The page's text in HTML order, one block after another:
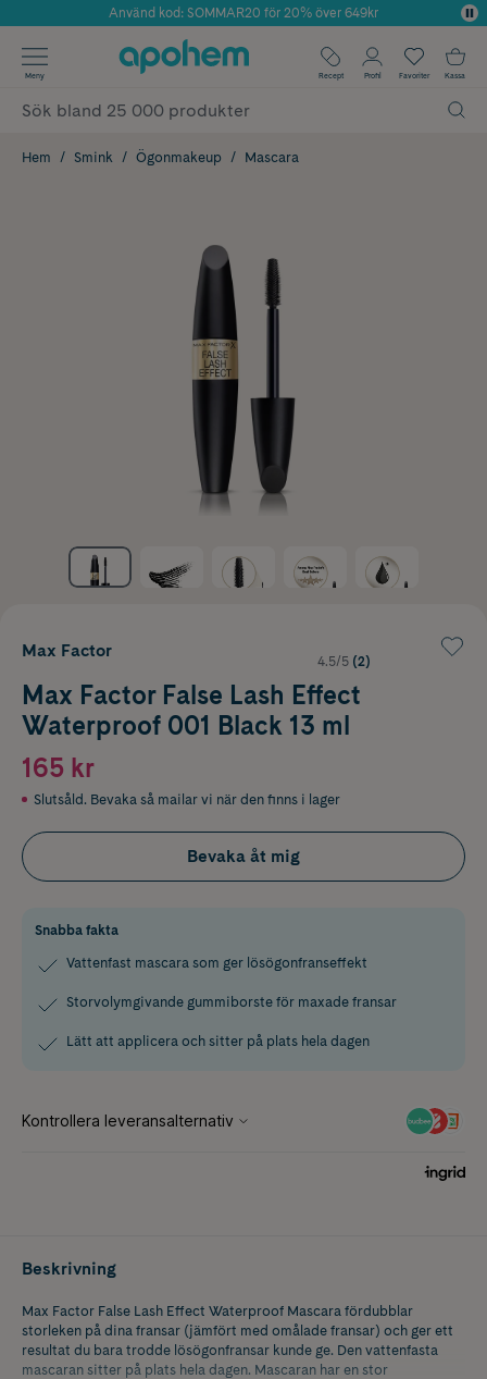
Årets Butik 2025 inom Skönhet
Använd kod: SOMMAR20 för 20% över 649kr
✓ Fri frakt
✓ Poäng på alla köp*
Meny Recept Profil Favoriter Kassa
Hem Smink Ögonmakeup Mascara
Max Factor
4.5/5 (2)
Max Factor False Lash Effect
Waterproof 001 Black 13 ml
165 kr
Slutsåld. Bevaka så mailar vi när den finns i lager
Bevaka åt mig
Snabba fakta
Vattenfast mascara som ger lösögonfranseffekt
Storvolymgivande gummiborste för maxade fransar
Lätt att applicera och sitter på plats hela dagen
Beskrivning
Max Factor False Lash Effect Waterproof Mascara fördubblar
storleken på dina fransar (jämfört med omålade fransar) och ger ett
resultat du bara trodde lösögonfransar kunde ge. Den vattenfasta
mascaran sitter på plats hela dagen. Mascaran har en stor